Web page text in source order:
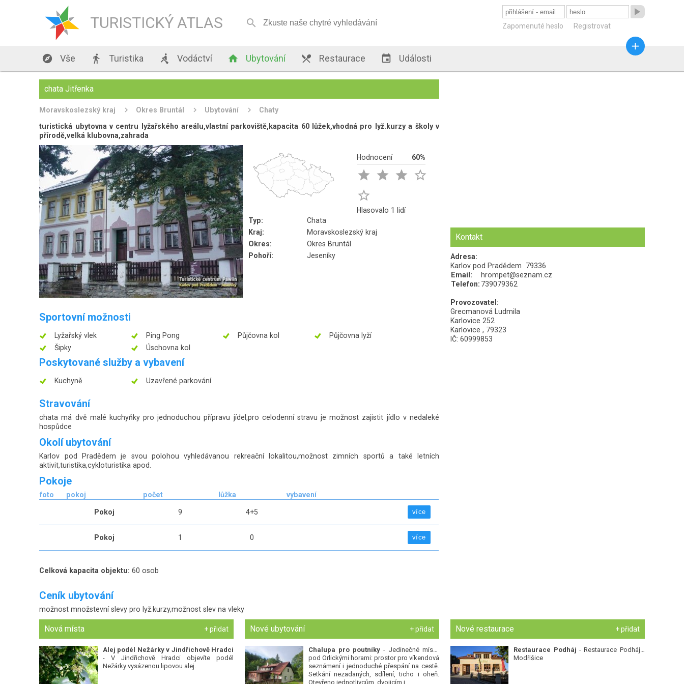
TURISTICKÝ ATLAS 

Zapomenuté heslo Registrovat
 Vše  Turistika  Vodáctví  Ubytování  Restaurace  Události

chata Jitřenka
Moravskoslezský kraj Okres Bruntál Ubytování
Chaty
turistická ubytovna v centru lyžařského areálu,vlastní parkoviště,kapacita 60 lůžek,vhodná pro lyž.kurzy a školy v
přírodě,velká klubovna,zahrada
Hodnocení 60%
   

Hlasovalo 1 lidí
Typ:
Chata
Kraj:
Moravskoslezský kraj
Okres:
Okres Bruntál
Pohoří:
Jeseníky
Sportovní možnosti
Lyžařský vlek Ping Pong Půjčovna kol
Půjčovna lyží
Šipky
Úschovna kol
Poskytované služby a vybavení
Kuchyně Uzavřené parkování
Stravování
chata má dvě malé kuchyňky pro jednoduchou přípravu jídel,pro celodenní stravu je možnost zajistit jídlo v nedaleké
hospůdce
Okolí ubytování
Karlov pod Pradědem je svou polohou vyhledávanou rekreační lokalitou,možnost zimních sportů a také letních
aktivit,turistika,cykloturistika apod.
Pokoje
foto pokoj počet lůžka vybavení
Pokoj 9 4+5 více
Pokoj 1 0 více
Celková kapacita objektu: 60 osob
Ceník ubytování
možnost množstevní slevy pro lyž.kurzy,možnost slev na vleky
Kontakt
Adresa:
Karlov pod Pradědem 79336
Email:
hrompet@seznam.cz
Telefon: 739079362
Provozovatel:
Grecmanová Ludmila
Karlovice 252
Karlovice , 79323
IČ: 60999853
Nová místa + přidat
Alej podél Nežárky v Jindřichově Hradci
- V Jindřichově Hradci objevíte podél
Nežárky vysázenou lipovou alej.
Nové ubytování + přidat
Chalupa pro poutníky - Jedinečné místo
pod Orlickými horami: prostor pro víkendová
seznámení i jednoduché přespání na cestě.
Setkání nezadaných, sdílení, ticho i oheň.
Otevřeno jednotlivcům, dvojicím i...
Nové restaurace + přidat
Restaurace Podháj - Restaurace Podháj -
Modřišice